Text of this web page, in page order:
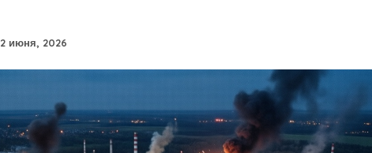
2 июня, 2026